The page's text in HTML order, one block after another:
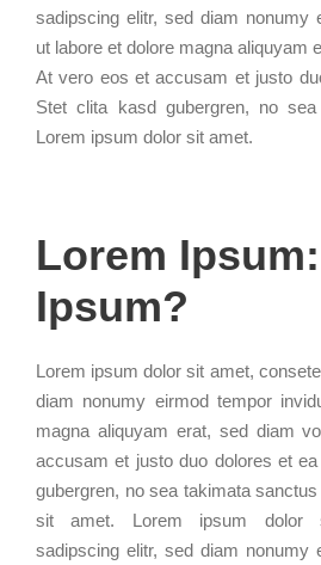
sadipscing elitr, sed diam nonumy
ut labore et dolore magna aliquyam
At vero eos et accusam et justo
Stet clita kasd gubergren, no
Lorem ipsum dolor sit amet.
Lorem
Ipsum?
Lorem ipsum dolor sit amet,
diam nonumy eirmod tempor
magna aliquyam erat, sed diam
accusam et justo duo dolores et
gubergren, no sea takimata
sit amet. Lorem ipsum dolor
sadipscing elitr, sed diam nonumy